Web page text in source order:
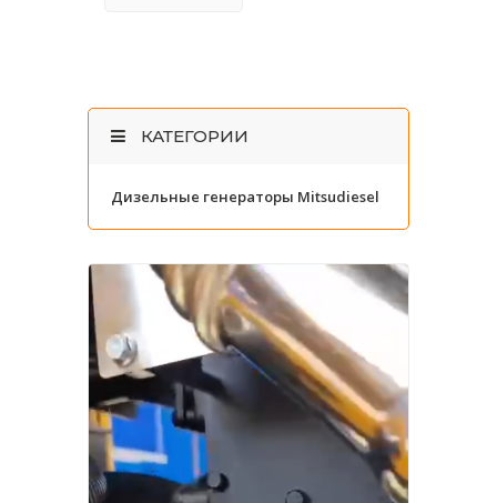
КАТЕГОРИИ
Дизельные генераторы Mitsudiesel